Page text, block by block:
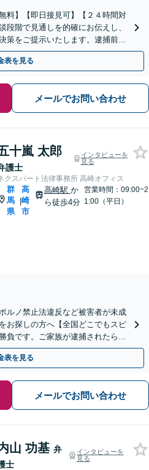
料】【即日接見可】【２４時間対
段階で見通しを的確にお伝えし、
策をご提示いたします。逮捕前の
さまに寄り添います
表を見る
メールでお問い合わせ
十嵐 太郎
護士
インタビューを
見る
クスパート法律事務所 高崎オフィス
群
馬
県
|
高
崎
市
高崎駅 か
ら徒歩4分
営業時間：09:00~2
1:00（平日）
ルノ禁止法違反など被害者が未成
お探しの方へ【全国どこでもスピ
負です。ご家族が逮捕されたら一
日相談受付】
表を見る
メールでお問い合わせ
山 功基 弁
士
インタビューを
見る